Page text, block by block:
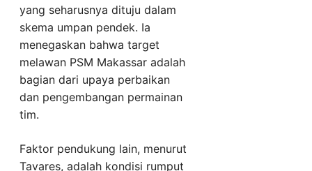
yang seharusnya dituju dalam
skema umpan pendek. Ia
menegaskan bahwa target
melawan PSM Makassar adalah
bagian dari upaya perbaikan
dan pengembangan permainan
tim.
Faktor pendukung lain, menurut
Tavares, adalah kondisi rumput